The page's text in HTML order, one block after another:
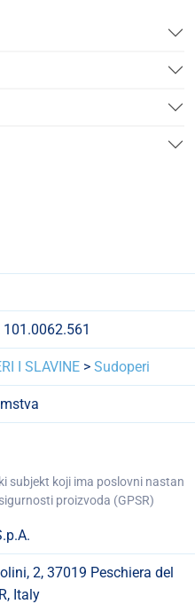
101.0062.561
I SLAVINE >Sudoperi
subjekt koji ima poslovni nastan
proizvoda (GPSR)
2, 37019 Peschiera del
Italy